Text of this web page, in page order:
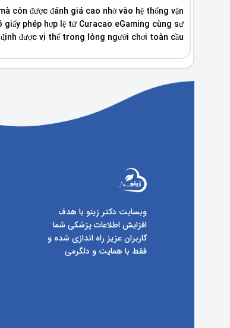
còn được đánh giá cao nhờ vào hệ thống vận
giấy phép hợp lệ từ Curacao eGaming cùng sự
được vị thế trong lòng người chơi toàn cầu.
وبسایت دکتر زینو با هدف
افزایش اطلاعات پزشکی شما
کاربران عزیز راه اندازی شده و
فقط با همایت و دلگرمی